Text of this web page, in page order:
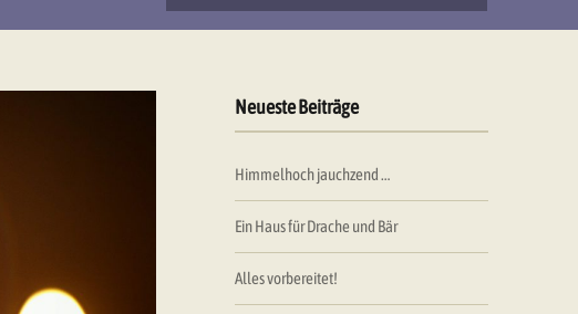
Neueste Beiträge
Himmelhoch jauchzend …
Ein Haus für Drache und Bär
Alles vorbereitet!